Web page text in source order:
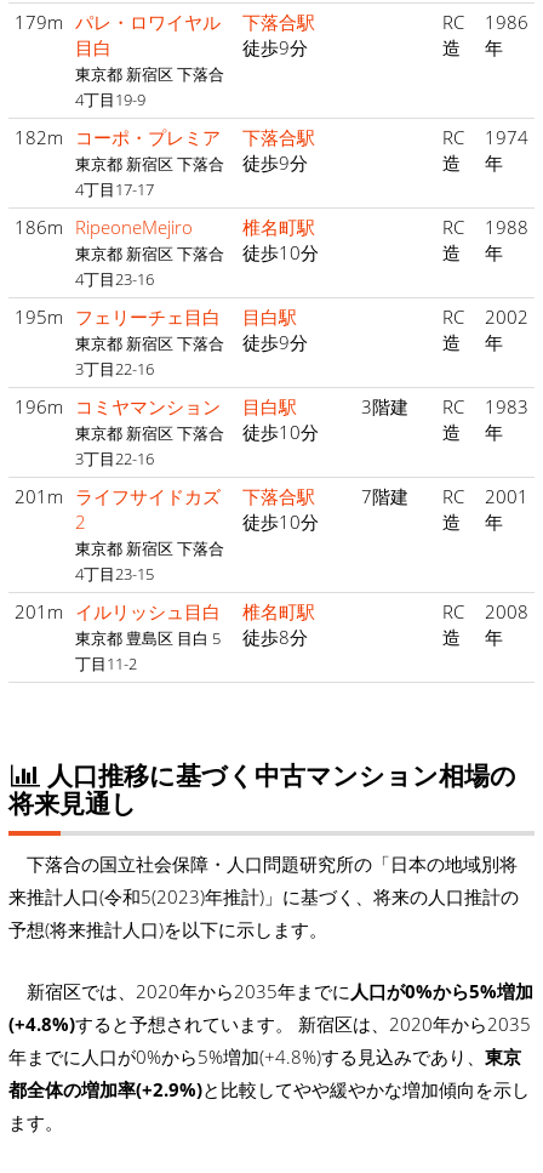
179m パレ・ロワイヤル
目白
東京都 新宿区 下落合
4丁目19-9
下落合駅
徒歩9分
RC
造
1986
年
182m コーポ・プレミア
東京都 新宿区 下落合
4丁目17-17
下落合駅
徒歩9分
RC
造
1974
年
186m RipeoneMejiro
東京都 新宿区 下落合
4丁目23-16
椎名町駅
徒歩10分
RC
造
1988
年
195m フェリーチェ目白
東京都 新宿区 下落合
3丁目22-16
目白駅
徒歩9分
RC
造
2002
年
196m コミヤマンション
東京都 新宿区 下落合
3丁目22-16
目白駅
徒歩10分
3階建
RC
造
1983
年
201m ライフサイドカズ
2
東京都 新宿区 下落合
4丁目23-15
下落合駅
徒歩10分
7階建
RC
造
2001
年
201m イルリッシュ目白
東京都 豊島区 目白 5
丁目11-2
椎名町駅
徒歩8分
RC
造
2008
年
人口推移に基づく中古マンション相場の
将来見通し
下落合の国立社会保障・人口問題研究所の「日本の地域別将
来推計人口(令和5(2023)年推計)」に基づく、将来の人口推計の
予想(将来推計人口)を以下に示します。
新宿区では、2020年から2035年までに 人口が0%から5%増加
(+4.8%)すると予想されています。 新宿区は、2020年から2035
年までに人口が0%から5%増加(+4.8%)する見込みであり、 東京
都全体の増加率(+2.9%)と比較してやや緩やかな増加傾向を示し
ます。